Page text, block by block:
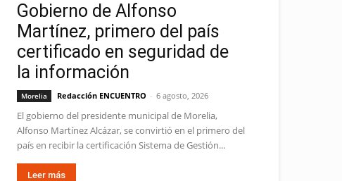
Gobierno de Alfonso
Martínez, primero del país
certificado en seguridad de
la información
Morelia Redacción ENCUENTRO - 6 agosto, 2026
El gobierno del presidente municipal de Morelia,
Alfonso Martínez Alcázar, se convirtió en el primero del
país en recibir la certificación Sistema de Gestión...
Leer más